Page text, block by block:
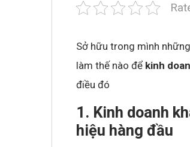
Sở hữu trong mình
làm thế nào để kinh
điều đó
1. Kinh doanh
hiệu hàng đầu